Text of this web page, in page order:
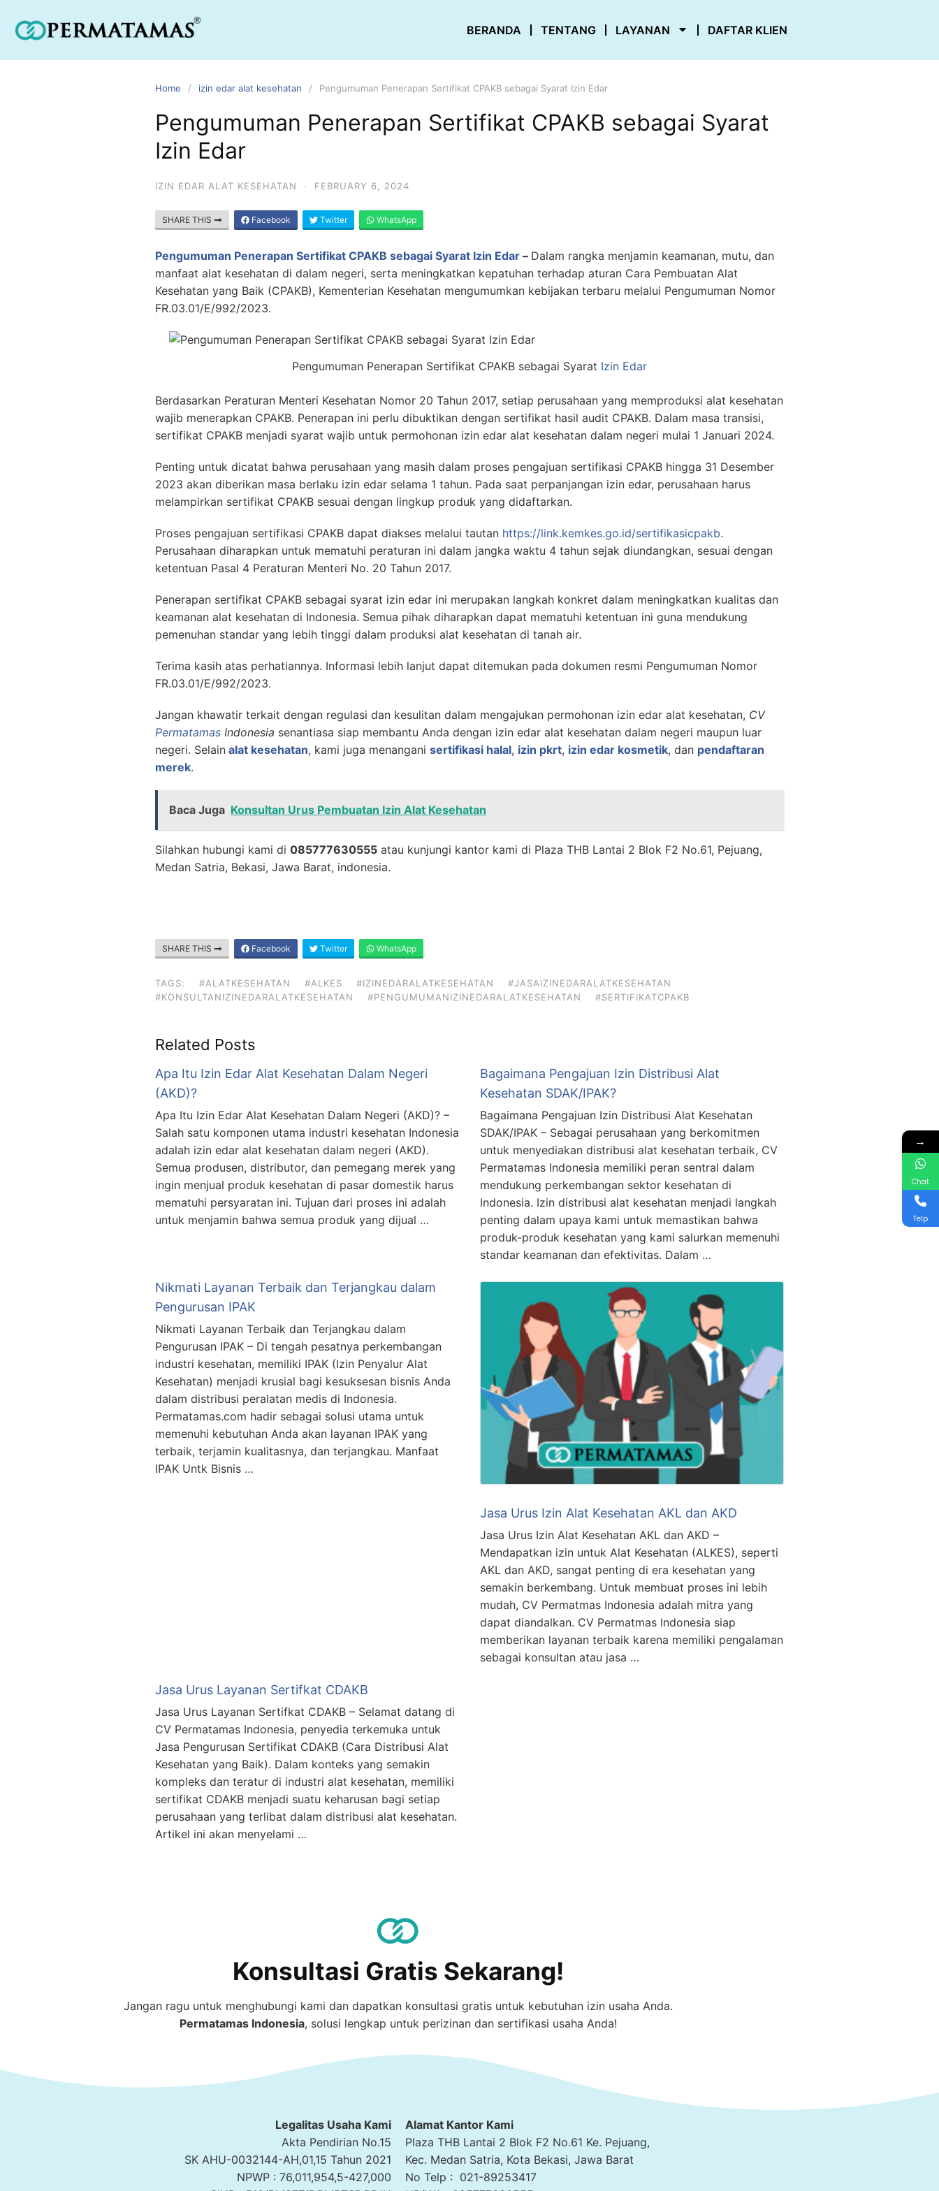
BERANDA TENTANG LAYANAN DAFTAR KLIEN
Home izin edar alat kesehatan Pengumuman Penerapan Sertifikat CPAKB sebagai Syarat Izin Edar
Pengumuman Penerapan Sertifikat CPAKB sebagai Syarat
Izin Edar
IZIN EDAR ALAT KESEHATAN · FEBRUARY 6, 2024
SHARE THIS Facebook Twitter WhatsApp
Pengumuman Penerapan Sertifikat CPAKB sebagai Syarat Izin Edar – Dalam rangka menjamin keamanan, mutu, dan
manfaat alat kesehatan di dalam negeri, serta meningkatkan kepatuhan terhadap aturan Cara Pembuatan Alat
Kesehatan yang Baik (CPAKB), Kementerian Kesehatan mengumumkan kebijakan terbaru melalui Pengumuman Nomor
FR.03.01/E/992/2023.
Pengumuman Penerapan Sertifikat CPAKB sebagai Syarat Izin Edar
Berdasarkan Peraturan Menteri Kesehatan Nomor 20 Tahun 2017, setiap perusahaan yang memproduksi alat kesehatan
wajib menerapkan CPAKB. Penerapan ini perlu dibuktikan dengan sertifikat hasil audit CPAKB. Dalam masa transisi,
sertifikat CPAKB menjadi syarat wajib untuk permohonan izin edar alat kesehatan dalam negeri mulai 1 Januari 2024.
Penting untuk dicatat bahwa perusahaan yang masih dalam proses pengajuan sertifikasi CPAKB hingga 31 Desember
2023 akan diberikan masa berlaku izin edar selama 1 tahun. Pada saat perpanjangan izin edar, perusahaan harus
melampirkan sertifikat CPAKB sesuai dengan lingkup produk yang didaftarkan.
Proses pengajuan sertifikasi CPAKB dapat diakses melalui tautan https://link.kemkes.go.id/sertifikasicpakb.
Perusahaan diharapkan untuk mematuhi peraturan ini dalam jangka waktu 4 tahun sejak diundangkan, sesuai dengan
ketentuan Pasal 4 Peraturan Menteri No. 20 Tahun 2017.
Penerapan sertifikat CPAKB sebagai syarat izin edar ini merupakan langkah konkret dalam meningkatkan kualitas dan
keamanan alat kesehatan di Indonesia. Semua pihak diharapkan dapat mematuhi ketentuan ini guna mendukung
pemenuhan standar yang lebih tinggi dalam produksi alat kesehatan di tanah air.
Terima kasih atas perhatiannya. Informasi lebih lanjut dapat ditemukan pada dokumen resmi Pengumuman Nomor
FR.03.01/E/992/2023.
Jangan khawatir terkait dengan regulasi dan kesulitan dalam mengajukan permohonan izin edar alat kesehatan, CV
Permatamas Indonesia senantiasa siap membantu Anda dengan izin edar alat kesehatan dalam negeri maupun luar
negeri. Selain alat kesehatan, kami juga menangani sertifikasi halal, izin pkrt, izin edar kosmetik, dan pendaftaran
merek.
Baca Juga Konsultan Urus Pembuatan Izin Alat Kesehatan
Silahkan hubungi kami di 085777630555 atau kunjungi kantor kami di Plaza THB Lantai 2 Blok F2 No.61, Pejuang,
Medan Satria, Bekasi, Jawa Barat, indonesia.
SHARE THIS Facebook Twitter WhatsApp
TAGS: #ALATKESEHATAN #ALKES #IZINEDARALATKESEHATAN
#JASAIZINEDARALATKESEHATAN
#KONSULTANIZINEDARALATKESEHATAN
#PENGUMUMANIZINEDARALATKESEHATAN #SERTIFIKATCPAKB
Related Posts
Apa Itu Izin Edar Alat Kesehatan Dalam Negeri
(AKD)?
Apa Itu Izin Edar Alat Kesehatan Dalam Negeri (AKD)? –
Salah satu komponen utama industri kesehatan Indonesia
adalah izin edar alat kesehatan dalam negeri (AKD).
Semua produsen, distributor, dan pemegang merek yang
ingin menjual produk kesehatan di pasar domestik harus
mematuhi persyaratan ini. Tujuan dari proses ini adalah
untuk menjamin bahwa semua produk yang dijual …
Bagaimana Pengajuan Izin Distribusi Alat
Kesehatan SDAK/IPAK?
Bagaimana Pengajuan Izin Distribusi Alat Kesehatan
SDAK/IPAK – Sebagai perusahaan yang berkomitmen
untuk menyediakan distribusi alat kesehatan terbaik, CV
Permatamas Indonesia memiliki peran sentral dalam
mendukung perkembangan sektor kesehatan di
Indonesia. Izin distribusi alat kesehatan menjadi langkah
penting dalam upaya kami untuk memastikan bahwa
produk-produk kesehatan yang kami salurkan memenuhi
standar keamanan dan efektivitas. Dalam …
Nikmati Layanan Terbaik dan Terjangkau dalam
Pengurusan IPAK
Nikmati Layanan Terbaik dan Terjangkau dalam
Pengurusan IPAK – Di tengah pesatnya perkembangan
industri kesehatan, memiliki IPAK (Izin Penyalur Alat
Kesehatan) menjadi krusial bagi kesuksesan bisnis Anda
dalam distribusi peralatan medis di Indonesia.
Permatamas.com hadir sebagai solusi utama untuk
memenuhi kebutuhan Anda akan layanan IPAK yang
terbaik, terjamin kualitasnya, dan terjangkau. Manfaat
IPAK Untk Bisnis …
Jasa Urus Izin Alat Kesehatan AKL dan AKD
Jasa Urus Izin Alat Kesehatan AKL dan AKD –
Mendapatkan izin untuk Alat Kesehatan (ALKES), seperti
AKL dan AKD, sangat penting di era kesehatan yang
semakin berkembang. Untuk membuat proses ini lebih
mudah, CV Permatmas Indonesia adalah mitra yang
dapat diandalkan. CV Permatmas Indonesia siap
memberikan layanan terbaik karena memiliki pengalaman
sebagai konsultan atau jasa …
Jasa Urus Layanan Sertifkat CDAKB
Jasa Urus Layanan Sertifkat CDAKB – Selamat datang di
CV Permatamas Indonesia, penyedia terkemuka untuk
Jasa Pengurusan Sertifikat CDAKB (Cara Distribusi Alat
Kesehatan yang Baik). Dalam konteks yang semakin
kompleks dan teratur di industri alat kesehatan, memiliki
sertifikat CDAKB menjadi suatu keharusan bagi setiap
perusahaan yang terlibat dalam distribusi alat kesehatan.
Artikel ini akan menyelami …
Konsultasi Gratis Sekarang!
Jangan ragu untuk menghubungi kami dan dapatkan konsultasi gratis untuk kebutuhan izin usaha Anda.
Permatamas Indonesia, solusi lengkap untuk perizinan dan sertifikasi usaha Anda!
Legalitas Usaha Kami
Akta Pendirian No.15
SK AHU-0032144-AH,01,15 Tahun 2021
NPWP : 76,011,954,5-427,000
Alamat Kantor Kami
Plaza THB Lantai 2 Blok F2 No.61 Ke. Pejuang,
Kec. Medan Satria, Kota Bekasi, Jawa Barat
No Telp : 021-89253417
→
Chat
Telp